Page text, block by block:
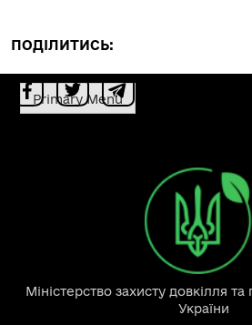
ПОДІЛИТИСЬ:
Primary Menu
Міністерство захисту довкілля
України